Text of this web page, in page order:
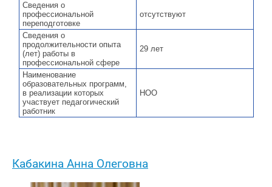
Сведения о
профессиональной
переподготовке
отсутствуют
Сведения о
продолжительности опыта
(лет) работы в
профессиональной сфере
29 лет
Наименование
образовательных программ,
в реализации которых
участвует педагогический
работник
НОО
Кабакина Анна Олеговна